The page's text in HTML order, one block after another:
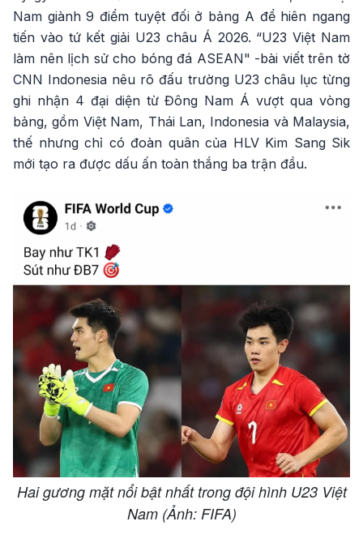
Nam giành 9 điểm tuyệt đối ở bảng A để hiên ngang
tiến vào tứ kết giải U23 châu Á 2026. “U23 Việt Nam
làm nên lịch sử cho bóng đá ASEAN" -bài viết trên tờ
CNN Indonesia nêu rõ đấu trường U23 châu lục từng
ghi nhận 4 đại diện từ Đông Nam Á vượt qua vòng
bảng, gồm Việt Nam, Thái Lan, Indonesia và Malaysia,
thế nhưng chỉ có đoàn quân của HLV Kim Sang Sik
mới tạo ra được dấu ấn toàn thắng ba trận đầu.
Hai gương mặt nổi bật nhất trong đội hình U23 Việt
Nam (Ảnh: FIFA)